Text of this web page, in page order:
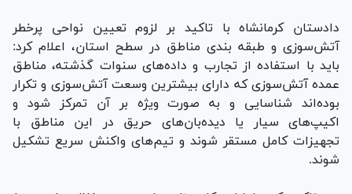
دادستان کرمانشاه با تاکید بر لزوم تعیین نواحی پرخطر
آتش‌سوزی و طبقه بندی مناطق در سطح استان، اعلام کرد:
باید با استفاده از تجارب و داده‌های سنوات گذشته، مناطق
عمده آتش‌سوزی که دارای بیشترین وسعت آتش‌سوزی و تکرار
بوده‌اند شناسایی و به صورت ویژه بر آن تمرکز شود و
اکیپ‌های سیار یا دیده‌بان‌های حریق در این مناطق با
تجهیزات کامل مستقر شوند و تیم‌های واکنش سریع تشکیل
شوند.